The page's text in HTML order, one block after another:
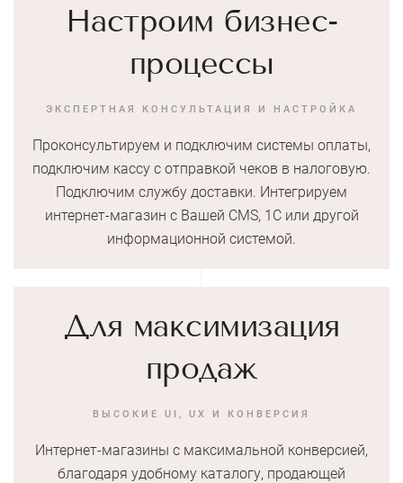
Настроим бизнес-
процессы
ЭКСПЕРТНАЯ КОНСУЛЬТАЦИЯ И НАСТРОЙКА
Проконсультируем и подключим системы оплаты,
подключим кассу с отправкой чеков в налоговую.
Подключим службу доставки. Интегрируем
интернет-магазин с Вашей CMS, 1С или другой
информационной системой.
Для максимизация
продаж
ВЫСОКИЕ UI, UX И КОНВЕРСИЯ
Интернет-магазины с максимальной конверсией,
благодаря удобному каталогу, продающей